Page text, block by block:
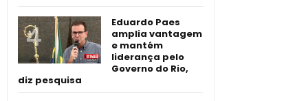
Eduardo Paes
amplia vantagem
e mantém
liderança pelo
Governo do Rio,
diz pesquisa